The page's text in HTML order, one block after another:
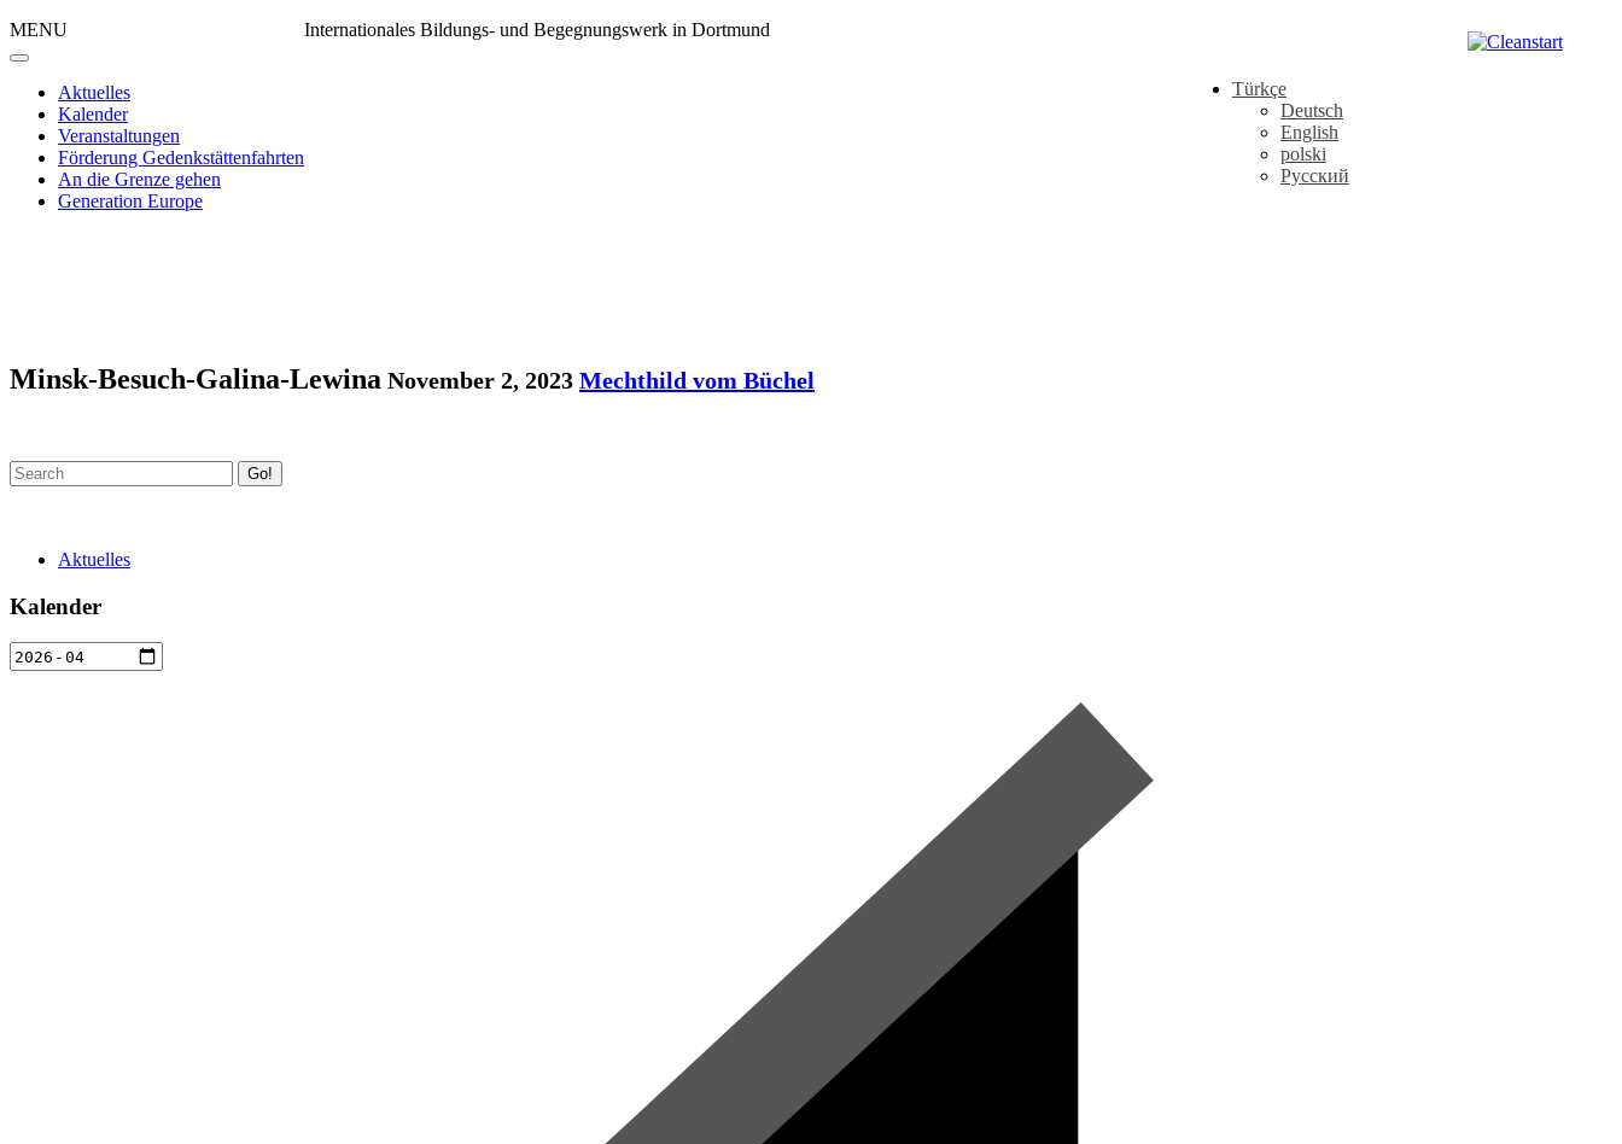
Türkçe
Deutsch
English
polski
Русский
MENU
Aktuelles
Kalender
Veranstaltungen
Förderung Gedenkstättenfahrten
An die Grenze gehen
Generation Europe
Internationales Bildungs- und Begegnungswerk in Dortmund
Minsk-Besuch-Galina-Lewina November 2, 2023 Mechthild vom Büchel
Go!
Aktuelles
Kalender